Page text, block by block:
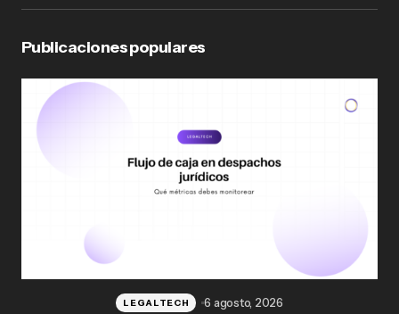
Publicaciones populares
LEGALTECH 6 agosto, 2026